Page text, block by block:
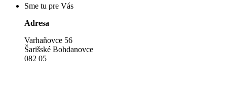
Sme tu pre Vás
Adresa
Varhaňovce 56
Šarišské Bohdanovce
082 05